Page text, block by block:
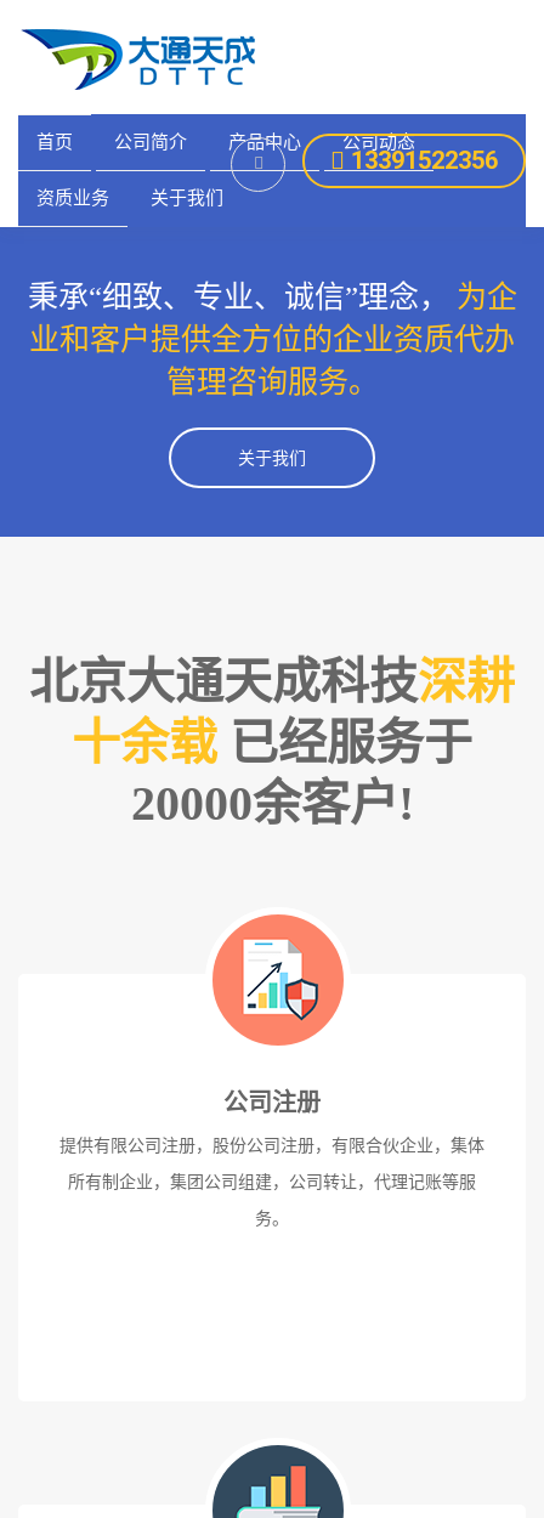
13391522356
首页 公司简介 产品中心 公司动态
资质业务 关于我们
秉承“细致、专业、诚信”理念， 为企
业和客户提供全方位的企业资质代办
管理咨询服务。
关于我们
北京大通天成科技深耕
十余载已经服务于
20000余客户!
公司注册
提供有限公司注册，股份公司注册，有限合伙企业，集体
所有制企业，集团公司组建，公司转让，代理记账等服
务。